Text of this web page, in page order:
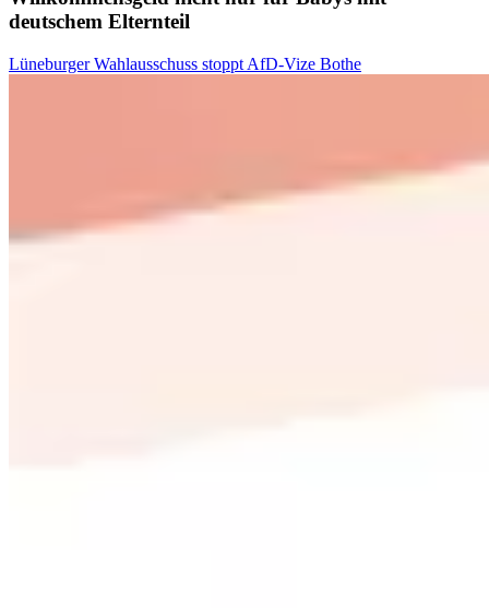
deutschem Elternteil
Lüneburger Wahlausschuss stoppt AfD-Vize Bothe